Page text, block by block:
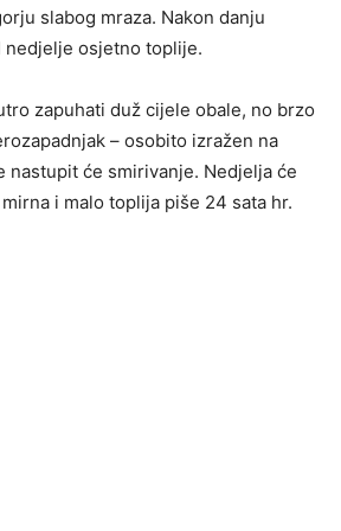
slabog mraza. Nakon danju
nedjelje osjetno toplije.
zapuhati duž cijele obale, no brzo
– osobito izražen na
nastupit će smirivanje. Nedjelja će
i malo toplija piše 24 sata hr.